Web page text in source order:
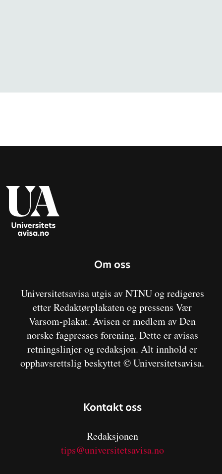
Om oss
Universitetsavisa utgis av NTNU og redigeres
etter Redaktørplakaten og pressens Vær
Varsom-plakat. Avisen er medlem av Den
norske fagpresses forening. Dette er avisas
retningslinjer og redaksjon. Alt innhold er
opphavsrettslig beskyttet © Universitetsavisa.
Kontakt oss
Redaksjonen
tips@universitetsavisa.no